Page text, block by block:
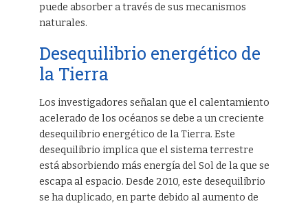
puede absorber a través de sus mecanismos
naturales.
Desequilibrio energético de
la Tierra
Los investigadores señalan que el calentamiento
acelerado de los océanos se debe a un creciente
desequilibrio energético de la Tierra. Este
desequilibrio implica que el sistema terrestre
está absorbiendo más energía del Sol de la que se
escapa al espacio. Desde 2010, este desequilibrio
se ha duplicado, en parte debido al aumento de